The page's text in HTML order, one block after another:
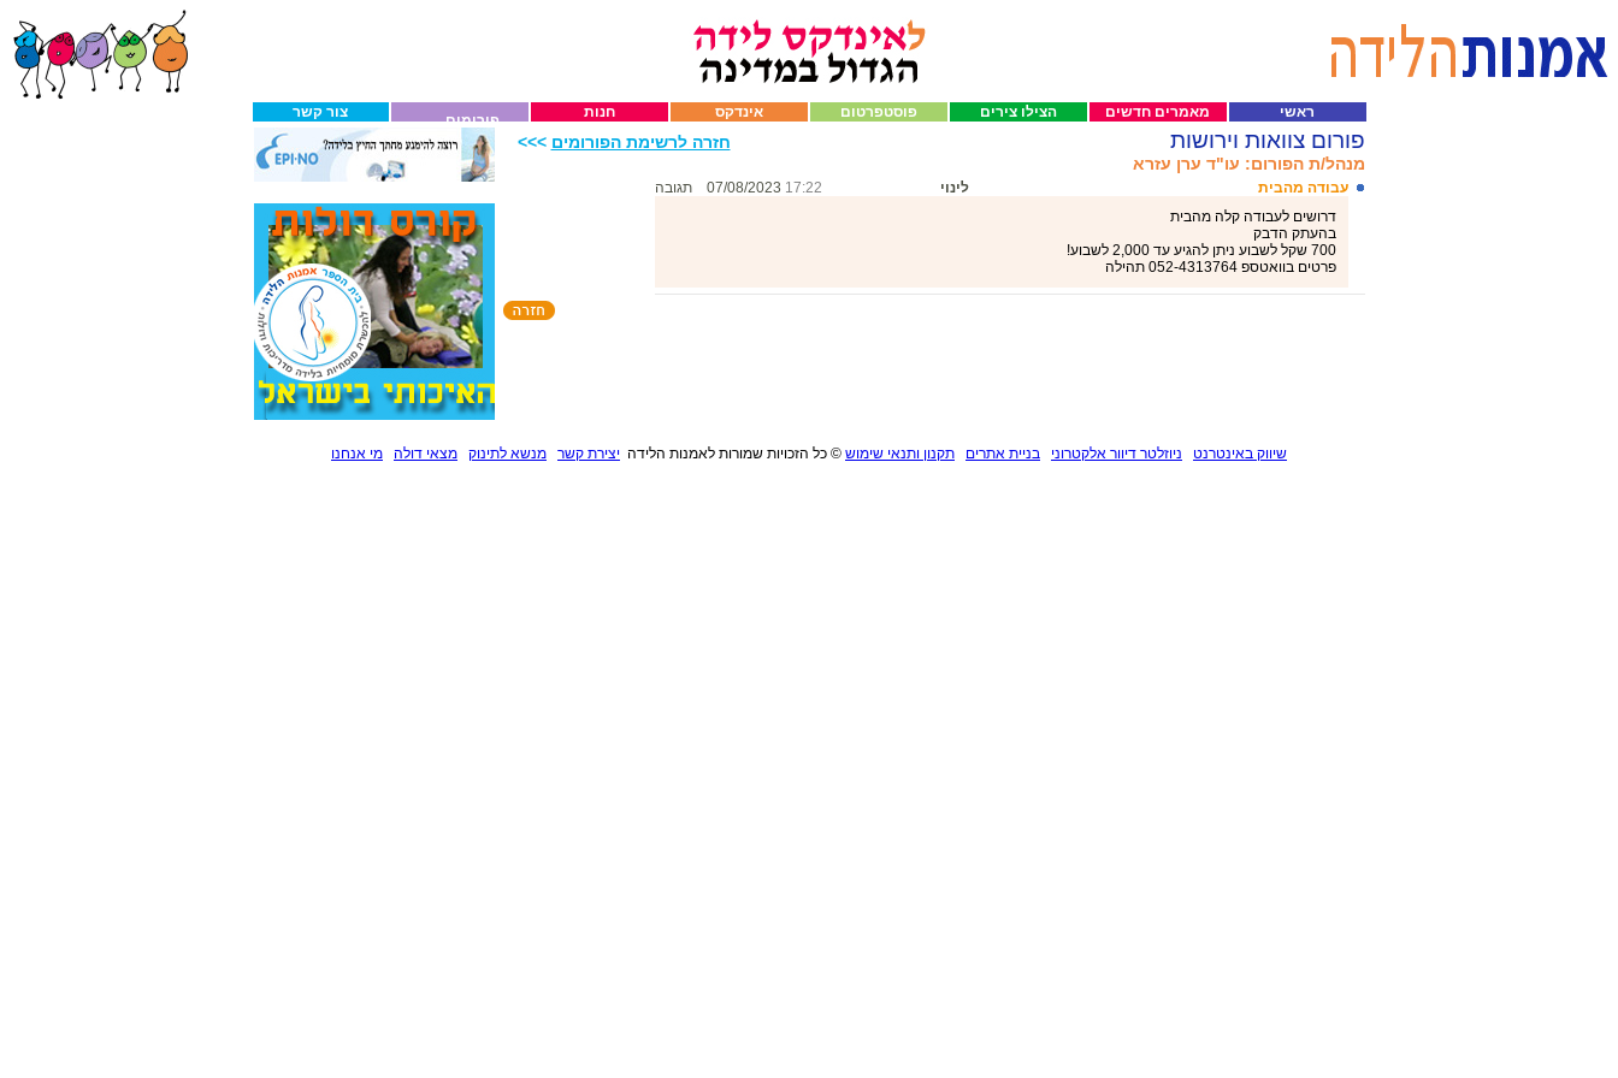
צור קשר פורומים חנות אינדקס פוסטפרטום הצילו צירים מאמרים חדשים ראשי
חזרה לרשימת הפורומים >>> פורום צוואות וירושות
מנהל/ת הפורום: עו"ד ערן עזרא
עבודה מהבית לינוי 17:22
תגובה
דרושים לעבודה קלה מהבית
בהעתק הדבק
700 שקל לשבוע ניתן להגיע עד 2,000 לשבוע!
פרטים בוואטספ 052-4313764 תהילה
שיווק באינטרנט ניוזלטר דיוור אלקטרוני בניית אתרים תקנון ותנאי שימוש © כל הזכויות שמורות לאמנות הלידה יצירת קשר מנשא לתינוק מצאי דולה מי אנחנו